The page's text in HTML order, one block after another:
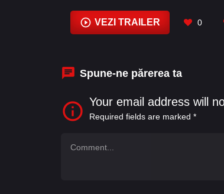
VEZI TRAILER 0
Spune-ne părerea ta
Your email address will
Required fields are marked *